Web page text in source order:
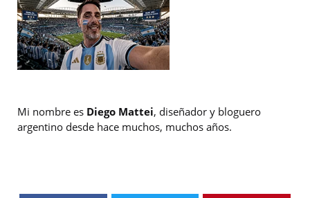
Mi nombre es Diego Mattei, diseñador y bloguero
argentino desde hace muchos, muchos años.